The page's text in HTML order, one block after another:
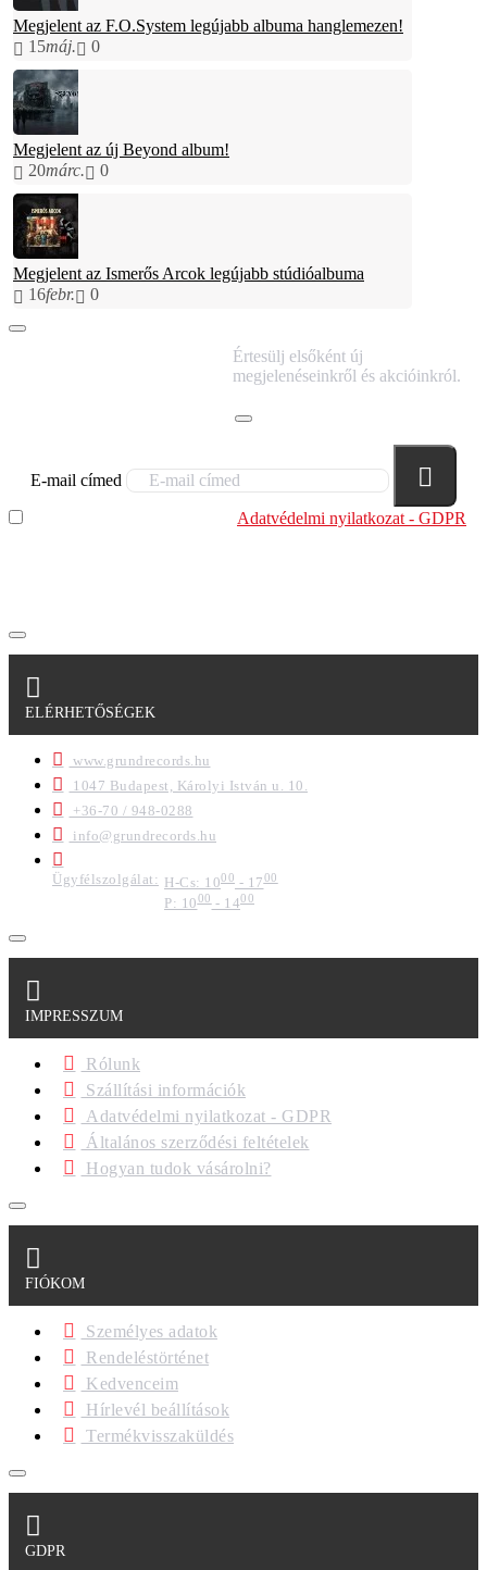
Megjelent az F.O.System legújabb albuma hanglemezen!
15máj. 0
Megjelent az új Beyond album!
20márc. 0
Megjelent az Ismerős Arcok legújabb stúdióalbuma
16febr. 0
Értesülj elsőként új
megjelenéseinkről és akcióinkról.
E-mail címed
Adatvédelmi nyilatkozat - GDPR
ELÉRHETŐSÉGEK
www.grundrecords.hu
1047 Budapest, Károlyi István u. 10.
+36-70 / 948-0288
info@grundrecords.hu
Ügyfélszolgálat: H-Cs: 1000 - 1700
P: 1000- 1400
IMPRESSZUM
Rólunk
Szállítási információk
Adatvédelmi nyilatkozat - GDPR
Általános szerződési feltételek
Hogyan tudok vásárolni?
FIÓKOM
Személyes adatok
Rendeléstörténet
Kedvenceim
Hírlevél beállítások
Termékvisszaküldés
GDPR